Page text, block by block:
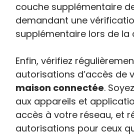
couche supplémentaire
demandant une
supplémentaire lors de la
Enfin, vérifiez
autorisations d’accès de
maison connectée.
aux appareils et
accès à votre réseau, et
autorisations pour ceux